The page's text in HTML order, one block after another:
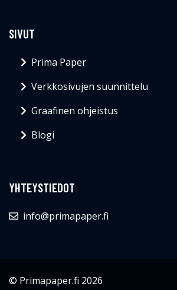
SIVUT
Prima Paper
Verkkosivujen suunnittelu
Graafinen ohjeistus
Blogi
YHTEYSTIEDOT
info@primapaper.fi
© Primapaper.fi 2026